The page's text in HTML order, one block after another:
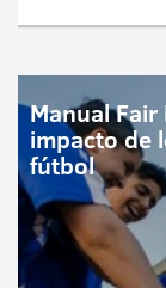
Manual
impacto de
fútbol